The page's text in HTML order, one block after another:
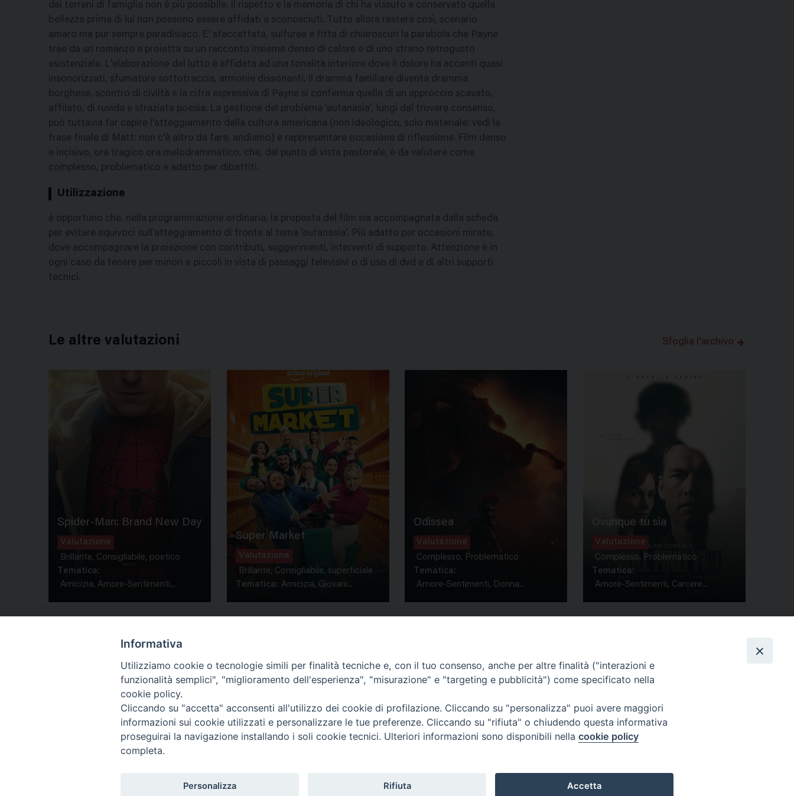
dei terreni di famiglia non è più possibile. Il rispetto e la memoria di chi ha vissuto e conservato quella
bellezza prima di lui non possono essere affidati a sconosciuti. Tutto allora resterà così, scenario
amaro ma pur sempre paradisiaco. E' sfaccettata, sulfurea e fitta di chiaroscuri la parabola che Payne
trae da un romanzo e proietta su un racconto insieme denso di calore e di uno strano retrogusto
esistenziale. L'elaborazione del lutto è affidata ad una tonalità interiore dove il dolore ha accenti quasi
insonorizzati, sfumature sottotraccia, armonie dissonanti. Il dramma familiare diventa dramma
borghese, scontro di civiltà e la cifra espressiva di Payne si conferma quella di un approccio scavato,
affilato, di ruvida e straziata poesia. La gestione del problema 'eutanasia', lungi dal trovare consenso,
può tuttavia far capire l'atteggiamento della cultura americana (non ideologico, solo materiale: vedi la
frase finale di Matt: non c'è altro da fare, andiamo) e rappresentare occasione di riflessione. Film denso
e incisivo, ora tragico ora melodrammatico, che, dal punto di vista pastorale, è da valutare come
complesso, problematico e adatto per dibattiti.
Utilizzazione
è opportuno che, nella programmazione ordinaria, la proposta del film sia accompagnata dalla scheda
per evitare equivoci sull'atteggiamento di fronte al tema 'eutanasia'. Più adatto per occasioni mirate,
dove accompagnare la proiezione con contributi, suggerimenti, interventi di supporto. Attenzione è in
ogni caso da tenere per minori e piccoli in vista di passaggi televisivi o di uso di dvd e di altri supporti
tecnici.
Le altre valutazioni Sfoglia l'archivo
Spider-Man: Brand New Day
Valutazione
Brillante, Consigliabile, poetico
Tematica:
Amicizia, Amore-Sentimenti...
Super Market
Valutazione
Brillante, Consigliabile, superficiale
Tematica: Amicizia, Giovani...
Odissea
Valutazione
Complesso, Problematico
Tematica:
Amore-Sentimenti, Donna...
Ovunque tu sia
Valutazione
Complesso, Problematico
Tematica:
Amore-Sentimenti, Carcere...
Contatti & Info
C.ne Aurelia, 50 – 00165 Roma
Credits
Scrivi a: cnvf@chiesacattolica.it
Privacy Policy
Titolo
Informativa
Utilizziamo cookie o tecnologie simili per finalità tecniche e, con il tuo consenso, anche per altre finalità ("interazioni e
funzionalità semplici", "miglioramento dell'esperienza", "misurazione" e "targeting e pubblicità") come specificato nella
cookie policy.
Cliccando su "accetta" acconsenti all'utilizzo dei cookie di profilazione. Cliccando su "personalizza" puoi avere maggiori
informazioni sui cookie utilizzati e personalizzare le tue preferenze. Cliccando su "rifiuta" o chiudendo questa informativa
proseguirai la navigazione installando i soli cookie tecnici. Ulteriori informazioni sono disponibili nella cookie policy
completa.
Personalizza Rifiuta Accetta